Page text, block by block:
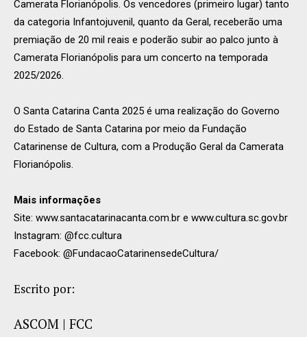
Camerata Florianópolis. Os vencedores (primeiro lugar) tanto
da categoria Infantojuvenil, quanto da Geral, receberão uma
premiação de 20 mil reais e poderão subir ao palco junto à
Camerata Florianópolis para um concerto na temporada
2025/2026.
O Santa Catarina Canta 2025 é uma realização do Governo
do Estado de Santa Catarina por meio da Fundação
Catarinense de Cultura, com a Produção Geral da Camerata
Florianópolis.
Mais informações
Site: www.santacatarinacanta.com.br e www.cultura.sc.gov.br
Instagram: @fcc.cultura
Facebook: @FundacaoCatarinensedeCultura/
Escrito por:
ASCOM | FCC